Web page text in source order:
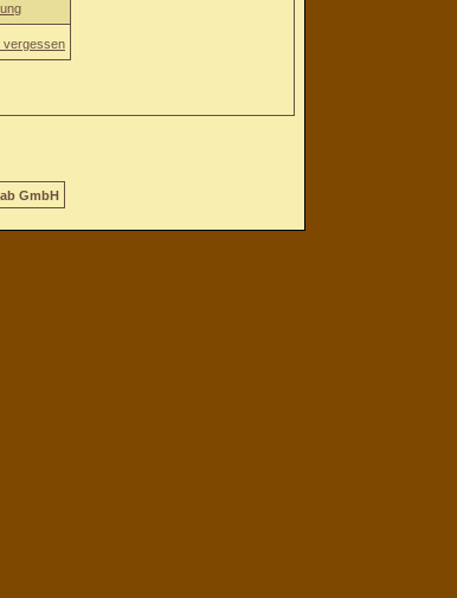
vergessen
GmbH